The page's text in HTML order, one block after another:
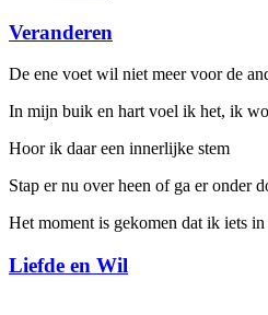
Veranderen
De ene voet wil niet meer voor de
In mijn buik en hart voel ik het, ik
Hoor ik daar een innerlijke stem
Stap er nu over heen of ga er onder
Het moment is gekomen dat ik iets
Liefde en Wil